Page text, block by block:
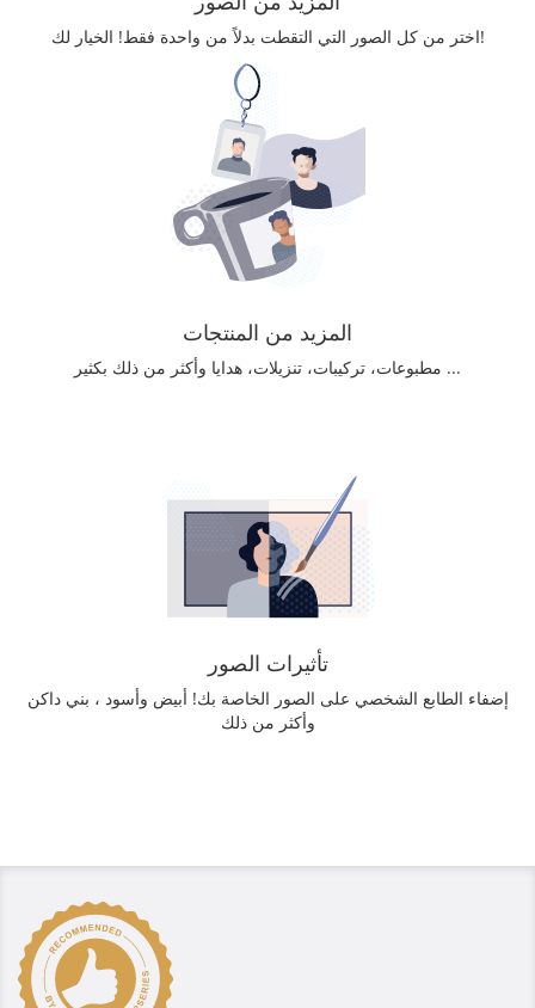
اختر من كل الصور التي التقطت بدلاً من واحدة فقط! الخيار لك!
المزيد من المنتجات
مطبوعات، تركيبات، تنزيلات، هدايا وأكثر من ذلك بكثير ...
تأثيرات الصور
إضفاء الطابع الشخصي على الصور الخاصة بك! أبيض وأسود ، بني داكن
وأكثر من ذلك